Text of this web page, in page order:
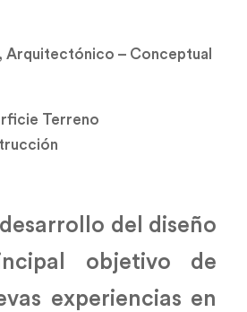
Arquitectónico – Conceptual
Terreno
del diseño
objetivo de
experiencias en